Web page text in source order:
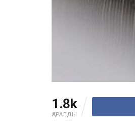
1.8k
ҚАРАЛДЫ